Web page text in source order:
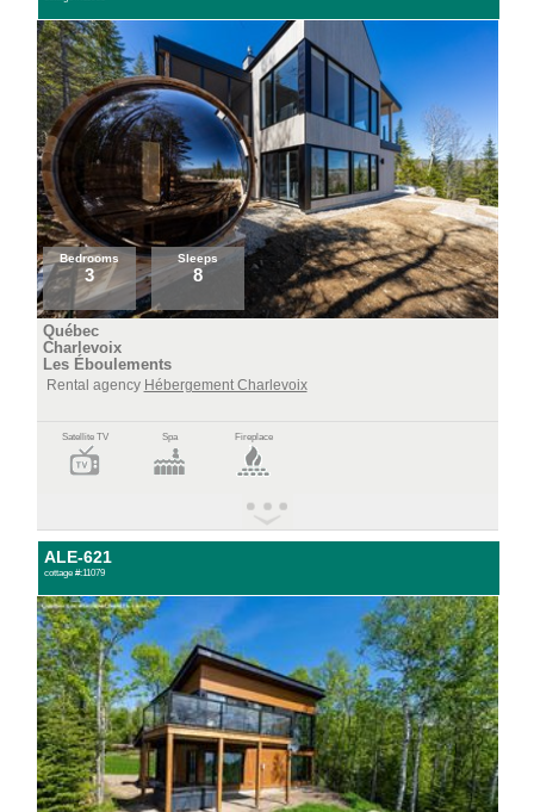
Bedrooms
3
Sleeps
8
Québec
Charlevoix
Les Éboulements
Rental agency Hébergement Charlevoix
Satellite TV Spa Fireplace
ALE-621
cottage #:11079